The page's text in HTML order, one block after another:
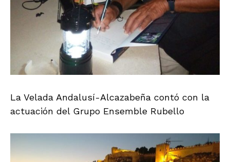
La Velada Andalusí-Alcazabeña contó con la
actuación del Grupo Ensemble Rubello